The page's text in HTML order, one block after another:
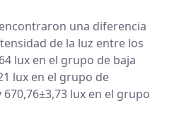
una diferencia
de la luz entre los
lux en el grupo de baja
lux en el grupo de
lux en el grupo